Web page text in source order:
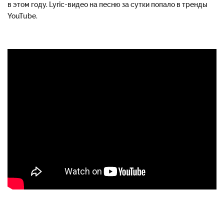
в этом году. Lyric-видео на песню за сутки попало в тренды
YouTube.